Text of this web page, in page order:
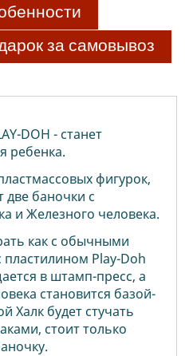
за самовывоз
DOH - станет
ребенка.
фигурок,
две баночки с
и Железного человека.
как с обычными
Play-Doh
в штамп-пресс, а
становится базой-
Халк будет стучать
стоит только